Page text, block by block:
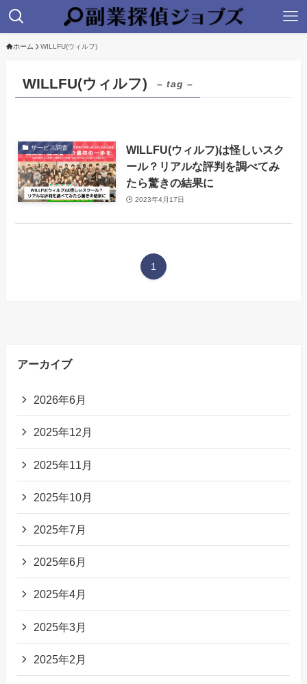
ホーム WILLFU(ウィルフ)
WILLFU(ウィルフ) – tag –
サービス調査
WILLFU(ウィルフ)は怪しいスク
ール？リアルな評判を調べてみ
たら驚きの結果に
2023年4月17日
1
アーカイブ
2026年6月
2025年12月
2025年11月
2025年10月
2025年7月
2025年6月
2025年4月
2025年3月
2025年2月